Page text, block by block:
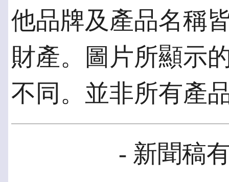
他品牌及產品名稱
財產。圖片所顯示
不同。並非所有產
- 新聞稿